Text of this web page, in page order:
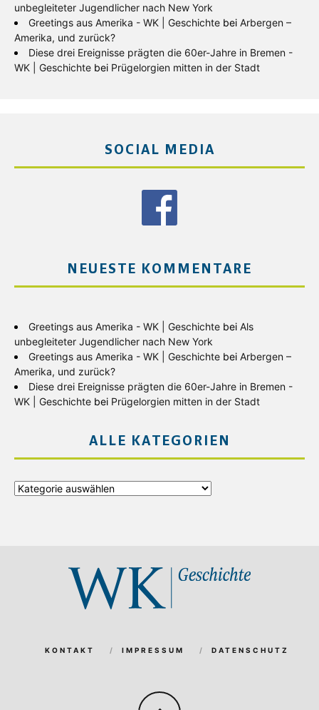
unbegleiteter Jugendlicher nach New York
Greetings aus Amerika - WK | Geschichte bei Arbergen –
Amerika, und zurück?
Diese drei Ereignisse prägten die 60er-Jahre in Bremen -
WK | Geschichte bei Prügelorgien mitten in der Stadt
SOCIAL MEDIA
NEUESTE KOMMENTARE
Greetings aus Amerika - WK | Geschichte bei Als
unbegleiteter Jugendlicher nach New York
Greetings aus Amerika - WK | Geschichte bei Arbergen –
Amerika, und zurück?
Diese drei Ereignisse prägten die 60er-Jahre in Bremen -
WK | Geschichte bei Prügelorgien mitten in der Stadt
ALLE KATEGORIEN
Alle
KONTAKT IMPRESSUM DATENSCHUTZ